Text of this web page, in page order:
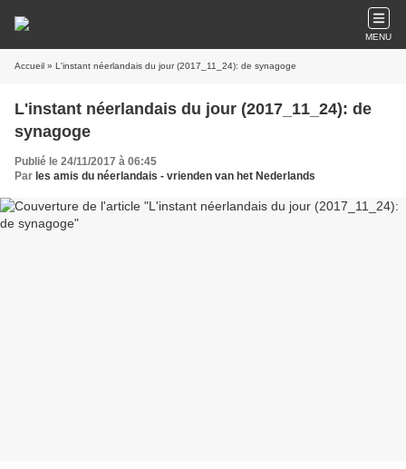
MENU
Accueil » L'instant néerlandais du jour (2017_11_24): de synagoge
L'instant néerlandais du jour (2017_11_24): de
synagoge
Publié le 24/11/2017 à 06:45
Par les amis du néerlandais - vrienden van het Nederlands